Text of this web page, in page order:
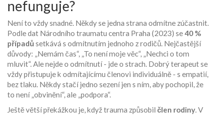
nefunguje?
Není to vždy snadné. Někdy se jedna strana odmítne zúčastnit.
Podle dat Národního traumatu centra Praha (2023) se40 %
případů setkává s odmítnutím jednoho z rodičů. Nejčastější
důvody: „Nemám čas“, „To není moje věc“, „Nechci o tom
mluvit“. Ale nejde o odmítnutí - jde o strach. Dobrý terapeut se
vždy přistupuje k odmítajícímu členovi individuálně - s empatií,
bez tlaku. Někdy stačí jedno sezení jen s ním, aby pochopil, že
to není „obvinění“, ale „podpora“.
Ještě větší překážkou je, když trauma způsobil člen rodiny. V